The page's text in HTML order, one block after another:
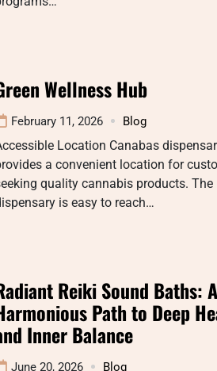
Wellness Hub
February 11, 2026 Blog
Location Canabas
a convenient location for
quality cannabis products. The
is easy to reach…
Reiki Sound Baths: A
Path to Deep
Inner Balance
June 20, 2026 Blog